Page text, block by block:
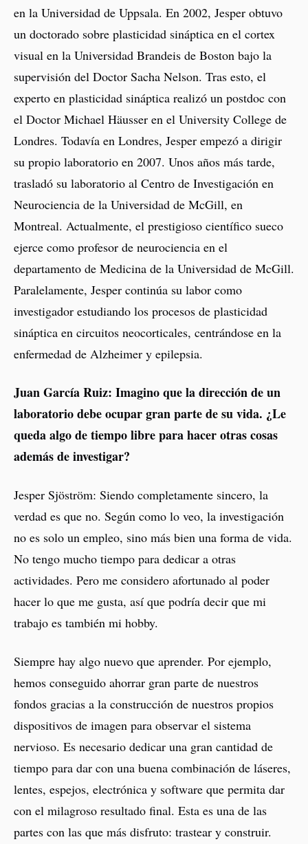
en la Universidad de Uppsala. En 2002, Jesper obtuvo
un doctorado sobre plasticidad sináptica en el cortex
visual en la Universidad Brandeis de Boston bajo la
supervisión del Doctor Sacha Nelson. Tras esto, el
experto en plasticidad sináptica realizó un postdoc con
el Doctor Michael Häusser en el University College de
Londres. Todavía en Londres, Jesper empezó a dirigir
su propio laboratorio en 2007. Unos años más tarde,
trasladó su laboratorio al Centro de Investigación en
Neurociencia de la Universidad de McGill, en
Montreal. Actualmente, el prestigioso científico sueco
ejerce como profesor de neurociencia en el
departamento de Medicina de la Universidad de McGill.
Paralelamente, Jesper continúa su labor como
investigador estudiando los procesos de plasticidad
sináptica en circuitos neocorticales, centrándose en la
enfermedad de Alzheimer y epilepsia.
Juan García Ruiz: Imagino que la dirección de un
laboratorio debe ocupar gran parte de su vida. ¿Le
queda algo de tiempo libre para hacer otras cosas
además de investigar?
Jesper Sjöström: Siendo completamente sincero, la
verdad es que no. Según como lo veo, la investigación
no es solo un empleo, sino más bien una forma de vida.
No tengo mucho tiempo para dedicar a otras
actividades. Pero me considero afortunado al poder
hacer lo que me gusta, así que podría decir que mi
trabajo es también mi hobby.
Siempre hay algo nuevo que aprender. Por ejemplo,
hemos conseguido ahorrar gran parte de nuestros
fondos gracias a la construcción de nuestros propios
dispositivos de imagen para observar el sistema
nervioso. Es necesario dedicar una gran cantidad de
tiempo para dar con una buena combinación de láseres,
lentes, espejos, electrónica y software que permita dar
con el milagroso resultado final. Esta es una de las
partes con las que más disfruto: trastear y construir.